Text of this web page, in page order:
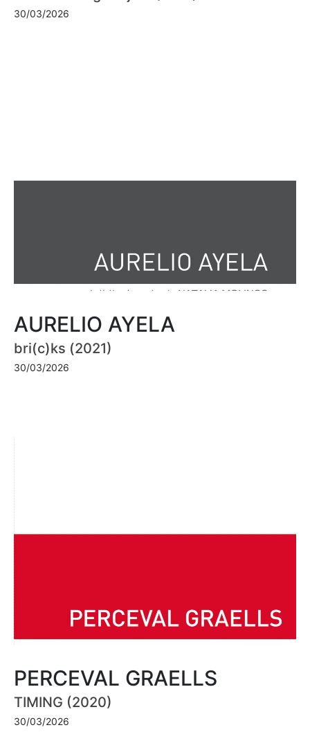
30/03/2026
AURELIO AYELA
bri(c)ks (2021)
30/03/2026
PERCEVAL GRAELLS
TIMING (2020)
30/03/2026